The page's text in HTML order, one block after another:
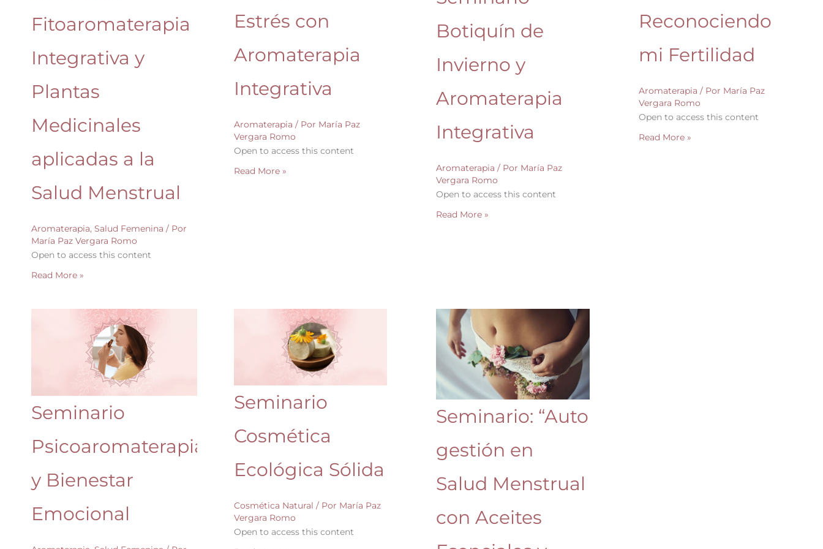
Fitoaromaterapia
Integrativa y
Plantas
Medicinales
aplicadas a la
Salud Menstrual
Aromaterapia, Salud Femenina / Por
María Paz Vergara Romo
Open to access this content
la
Menstrual
Read More »
Estrés con
Aromaterapia
Integrativa
Aromaterapia / Por María Paz
Vergara Romo
Open to access this content
Read More »
Botiquín de
Invierno y
Aromaterapia
Integrativa
Aromaterapia / Por María Paz
Vergara Romo
Open to access this content
Read More »
Reconociendo
mi Fertilidad
Aromaterapia / Por María Paz
Vergara Romo
Open to access this content
Read More »
Seminario
Psicoaromaterapia
y Bienestar
Emocional
Psicoaromaterapia
Seminario
Cosmética
Ecológica Sólida
Cosmética Natural / Por María Paz
Vergara Romo
Open to access this content
Seminario: “Auto
gestión en
Salud Menstrual
con Aceites
Seminario:
“Auto
gestión
Salud
Menstrual
con
Esenciales
y
Hierbas
Medicinales”
100%